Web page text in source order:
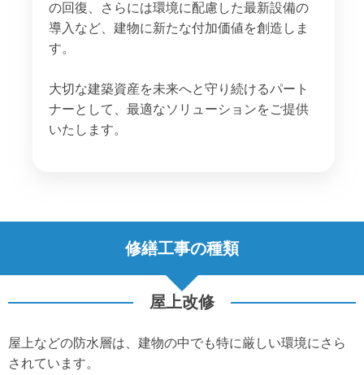
の回復、さらには環境に配慮した最新設備の
導入など、建物に新たな付加価値を創造しま
す。
大切な建築資産を未来へと守り続けるパート
ナーとして、最適なソリューションをご提供
いたします。
修繕工事の種類
屋上改修
屋上などの防水層は、建物の中でも特に厳しい環境にさら
されています。